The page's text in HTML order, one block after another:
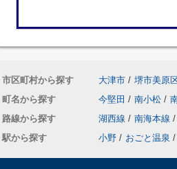
市区町村から探す 大津市 / 堺市美原
町名から探す
今堅田 / 南小松 /
路線から探す
湖西線 / 南海本線 /
駅から探す
小野 / おごと温泉 /